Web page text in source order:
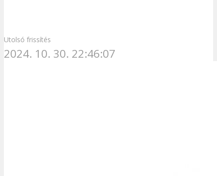
Utolsó frissítés
2024. 10. 30. 22:46:07